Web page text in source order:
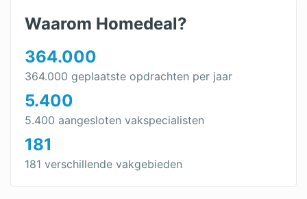
Waarom Homedeal?
364.000
364.000 geplaatste opdrachten per jaar
5.400
5.400 aangesloten vakspecialisten
181
181 verschillende vakgebieden